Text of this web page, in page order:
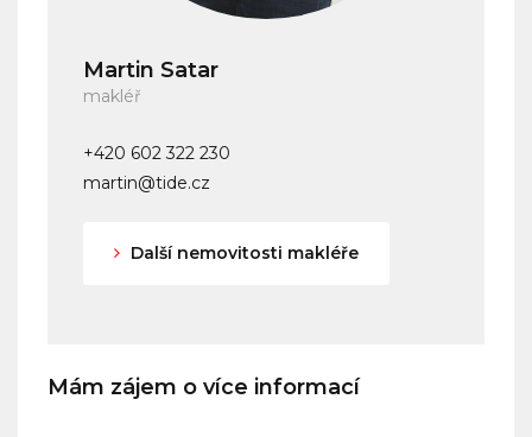
Martin Satar
makléř
+420 602 322 230
martin@tide.cz
Další nemovitosti makléře
Mám zájem o více informací